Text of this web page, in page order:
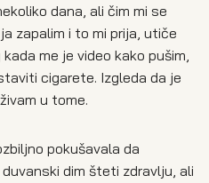
dana, ali čim mi se
zapalim i to mi prija, utiče
me je video kako pušim,
cigarete. Izgleda da je
u tome.
pokušavala da
dim šteti zdravlju, ali